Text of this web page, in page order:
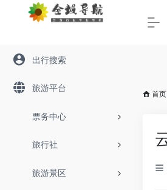
Warning: Array to string
出行搜索
旅游平台
票务中心
旅行社
旅游景区
首页